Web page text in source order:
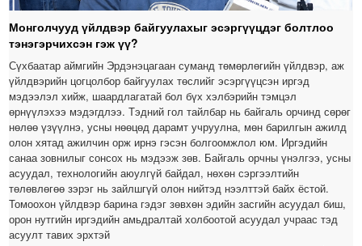
Монголчууд үйлдвэр байгуулахыг эсэргүүцдэг болтлоо
тэнэгэрчихсэн гэж үү?
Сүхбаатар аймгийн Эрдэнэцагаан суманд төмөрлөгийн үйлдвэр, аж
үйлдвэрийн цогцолбор байгуулах төслийг эсэргүүцсэн иргэд
мэдээлэл хийж, шаардлагатай бол бүх хэлбэрийн тэмцэл
өрнүүлэхээ мэдэгдлээ. Тэдний гол тайлбар нь байгаль орчинд сөрөг
нөлөө үзүүлнэ, усны нөөцөд дарамт учруулна, мөн барилгын ажилд
олон хятад ажилчин орж ирнэ гэсэн болгоомжлол юм. Иргэдийн
санаа зовнилыг сонсох нь мэдээж зөв. Байгаль орчны үнэлгээ, усны
асуудал, технологийн аюулгүй байдал, нөхөн сэргээлтийн
төлөвлөгөө зэрэг нь зайлшгүй олон нийтэд нээлттэй байх ёстой.
Томоохон үйлдвэр барина гэдэг зөвхөн эдийн засгийн асуудал биш,
орон нутгийн иргэдийн амьдралтай холбоотой асуудал учраас тэд
асуулт тавих эрхтэй